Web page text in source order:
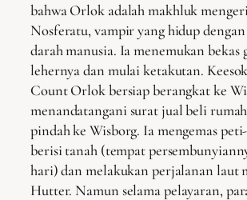
bahwa Orlok adalah makhluk
Nosferatu, vampir yang hidup
darah manusia. Ia menemukan bekas
lehernya dan mulai ketakutan.
Count Orlok bersiap berangkat ke
menandatangani surat jual beli
pindah ke Wisborg. Ia mengemas
berisi tanah (tempat
hari) dan melakukan perjalanan laut
Hutter. Namun selama pelayaran,